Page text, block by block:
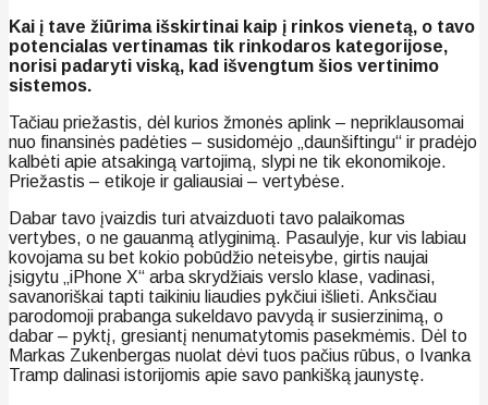
Kai į tave žiūrima išskirtinai kaip į rinkos vienetą, o tavo
potencialas vertinamas tik rinkodaros kategorijose,
norisi padaryti viską, kad išvengtum šios vertinimo
sistemos.
Tačiau priežastis, dėl kurios žmonės aplink – nepriklausomai
nuo finansinės padėties – susidomėjo „daunšiftingu“ ir pradėjo
kalbėti apie atsakingą vartojimą, slypi ne tik ekonomikoje.
Priežastis – etikoje ir galiausiai – vertybėse.
Dabar tavo įvaizdis turi atvaizduoti tavo palaikomas
vertybes, o ne gauanmą atlyginimą. Pasaulyje, kur vis labiau
kovojama su bet kokio pobūdžio neteisybe, girtis naujai
įsigytu „iPhone X“ arba skrydžiais verslo klase, vadinasi,
savanoriškai tapti taikiniu liaudies pykčiui išlieti. Anksčiau
parodomoji prabanga sukeldavo pavydą ir susierzinimą, o
dabar – pyktį, gresiantį nenumatytomis pasekmėmis. Dėl to
Markas Zukenbergas nuolat dėvi tuos pačius rūbus, o Ivanka
Tramp dalinasi istorijomis apie savo pankišką jaunystę.